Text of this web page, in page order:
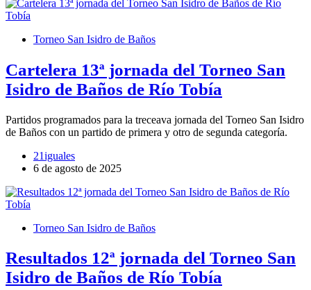
Torneo San Isidro de Baños
Cartelera 13ª jornada del Torneo San
Isidro de Baños de Río Tobía
Partidos programados para la treceava jornada del Torneo San Isidro
de Baños con un partido de primera y otro de segunda categoría.
21iguales
6 de agosto de 2025
Torneo San Isidro de Baños
Resultados 12ª jornada del Torneo San
Isidro de Baños de Río Tobía